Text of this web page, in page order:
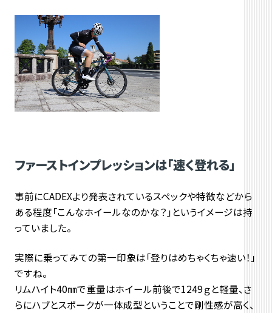
ファーストインプレッションは「速く登れる」
事前にCADEXより発表されているスペックや特徴などから
ある程度「こんなホイールなのかな？」というイメージは持
っていました。
実際に乗ってみての第一印象は「登りはめちゃくちゃ速い！」
ですね。
リムハイト40㎜で重量はホイール前後で1249ｇと軽量、さ
らにハブとスポークが一体成型ということで剛性感が高く、